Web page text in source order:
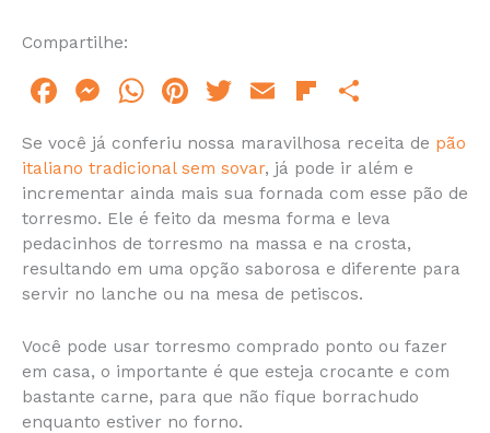
Compartilhe:
F
a
c
e
b
o
o
k
M
s
s
e
n
g
er
W
h
at
s
A
p
p
Pi
te
re
st
T
itt
er
E
m
ai
l
Fl
b
o
ar
d
h
ar
e
Se você já conferiu nossa maravilhosa receita de pão
italiano tradicional sem sovar, já pode ir além e
incrementar ainda mais sua fornada com esse pão de
torresmo. Ele é feito da mesma forma e leva
pedacinhos de torresmo na massa e na crosta,
resultando em uma opção saborosa e diferente para
servir no lanche ou na mesa de petiscos.
Você pode usar torresmo comprado ponto ou fazer
em casa, o importante é que esteja crocante e com
bastante carne, para que não fique borrachudo
enquanto estiver no forno.